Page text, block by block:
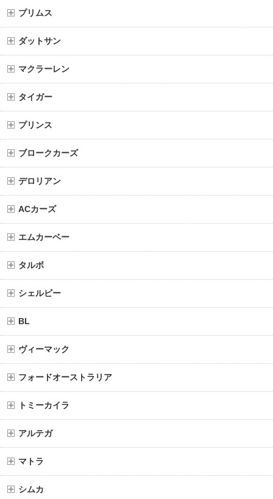
プリムス
ダットサン
マクラーレン
タイガー
プリンス
ブロークカーズ
デロリアン
ACカーズ
エムカーベー
タルボ
シェルビー
BL
ヴィーマック
フォードオーストラリア
トミーカイラ
アルテガ
マトラ
シムカ